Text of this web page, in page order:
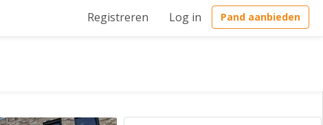
Registreren Log in Pand aanbieden